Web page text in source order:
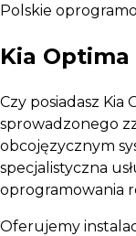
Polskie
Kia
Czy posiadasz
sprowadzonego
obcojęzycznym
specjalistyczna
oprogramowania
Oferujemy